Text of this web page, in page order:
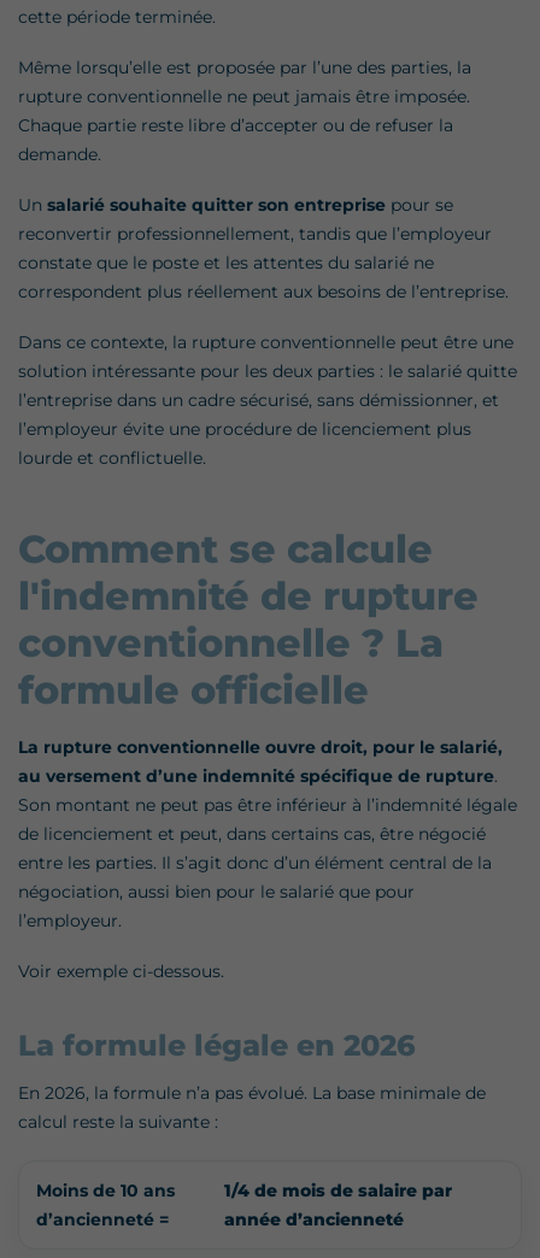
cette période terminée.
Même lorsqu’elle est proposée par l’une des parties, la
rupture conventionnelle ne peut jamais être imposée.
Chaque partie reste libre d’accepter ou de refuser la
demande.
Un salarié souhaite quitter son entreprise pour se
reconvertir professionnellement, tandis que l’employeur
constate que le poste et les attentes du salarié ne
correspondent plus réellement aux besoins de l’entreprise.
Dans ce contexte, la rupture conventionnelle peut être une
solution intéressante pour les deux parties : le salarié quitte
l’entreprise dans un cadre sécurisé, sans démissionner, et
l’employeur évite une procédure de licenciement plus
lourde et conflictuelle.
Comment se calcule
l'indemnité de rupture
conventionnelle ? La
formule officielle
La rupture conventionnelle ouvre droit, pour le salarié,
au versement d’une indemnité spécifique de rupture.
Son montant ne peut pas être inférieur à l’indemnité légale
de licenciement et peut, dans certains cas, être négocié
entre les parties. Il s’agit donc d’un élément central de la
négociation, aussi bien pour le salarié que pour
l’employeur.
Voir exemple ci-dessous.
La formule légale en 2026
En 2026, la formule n’a pas évolué. La base minimale de
calcul reste la suivante :
Moins de 10 ans
d’ancienneté =
1/4 de mois de salaire par
année d’ancienneté